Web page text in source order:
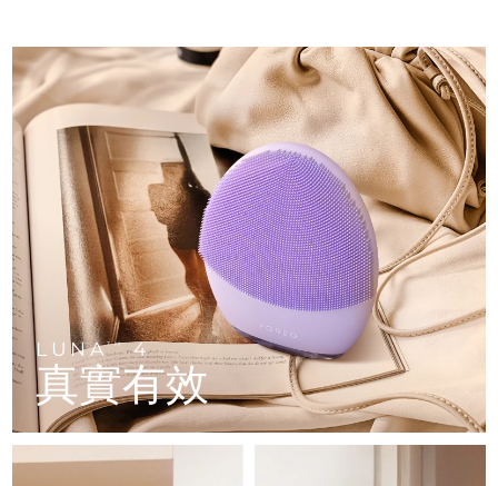
LUNATM4
真實有效
LUNA™ 4 Men
For men, anti-aging massage
LUNA™ 4 mini
For young skin, T-zone
LUNA™ 4 go
For travel or gym bag
LUNA™護膚
Premium cleansers & balm
BEAR™ 2 eyes & lips
Microcurrent line smoothing device
面部提拉護理
Premium anti-aging skincare
BEAR™ 設備
All premium facelift devices
UFO™ 3 LED
Near-infrared and red light therapy
device
UFO™ 3 mini
Red light therapy device for young skin
UFO™ 3 go
Portable red light therapy
面膜
Rejuvenation & hydration
issa™ 4 plus
Smart hybrid silicone sonic toothbrush
issa™ 4 smile
Hybrid silicone sonic toothbrush
issa™ 4 baby
For ages 0-3
issa™ Teeth Whitening Set
抗老
FAQ™ 101
Clinical anti-aging
FAQ™ 102
Advanced clinical anti-aging
FAQ™ 103
Luxurious clinical anti-aging set
LED 護理
NEW
FAQ™ 201
LED mask
FAQ™ 202
LED mask
FAQ™ 211
Anti-aging neck & décolleté LED mask
生髮
FAQ™ 301
LED hair strengthening scalp massager
FAQ™ Scalp Serum
Scalp recovery probiotic serum
肌膚年輕化
NEW
FAQ™ 501
Full-Spectrum Red Light Therapy
FAQ™ 502
Full-Spectrum Red Light Therapy
保健品
NEW
專業治療
加拿大 預計送達日期8/16/26
智利 預計送達日期8/16/26
中國 預計送達日期 8/12/26
哥倫比亞 預計送達日期8/16/26
克羅埃西亞 預計送達日期8/12/26
賽普勒斯 預計送達日期8/13/26
捷克 預計送達日期
丹麥 預計送達日期8/12/26